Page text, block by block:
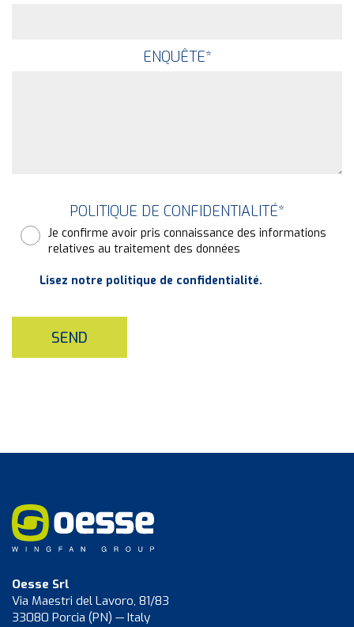
ENQUÊTE*
POLITIQUE DE CONFIDENTIALITÉ*
Je confirme avoir pris connaissance des informations
relatives au traitement des données
Lisez notre politique de confidentialité.
SEND
Oesse Srl
Via Maestri del Lavoro, 81/83
33080 Porcia (PN) — Italy